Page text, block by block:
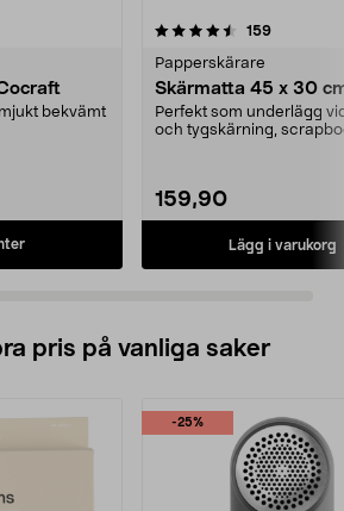
bekvämt
159
Papperskärare
Skärmatta 45 x 30
Perfekt som underlägg
och tygskärning,
159,90
Lägg i varukorg
4.5 av 5 stjärnor
pris på vanliga saker
-25%